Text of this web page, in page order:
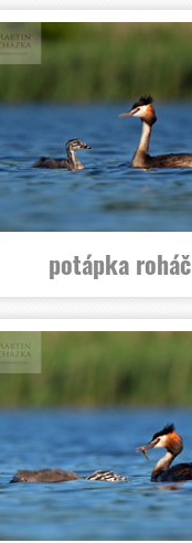
potápka roháč